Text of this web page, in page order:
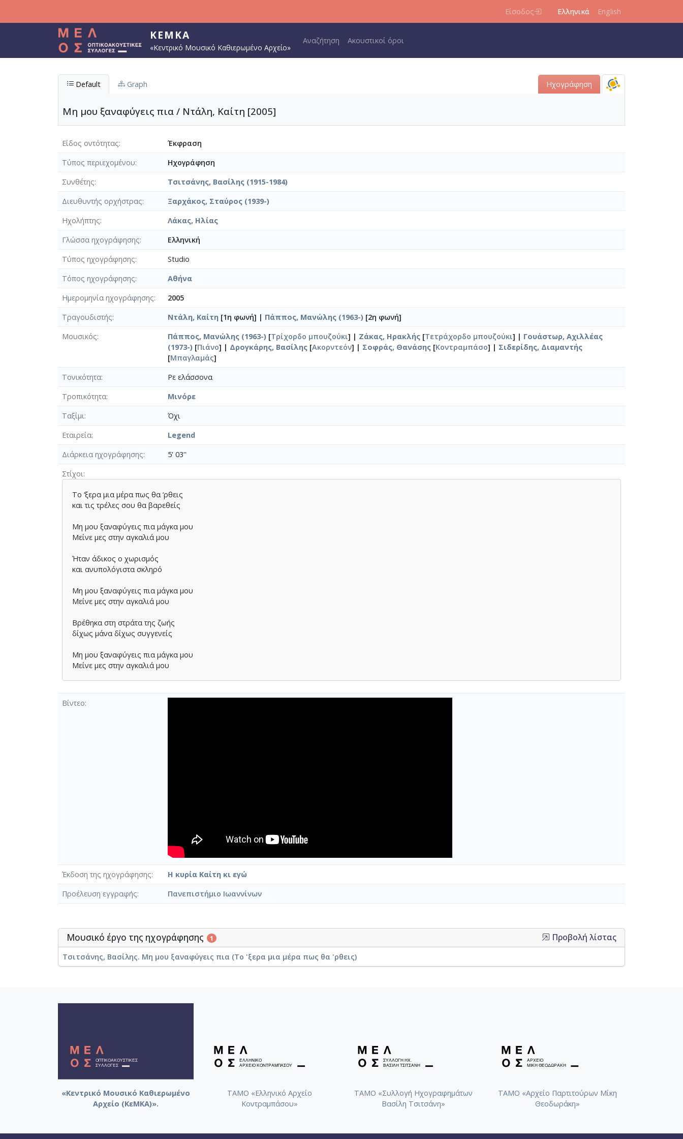
Είσοδος Ελληνικά English
ΚΕΜΚΑ
«Κεντρικό Μουσικό Καθιερωμένο Αρχείο»
Main navigation
Αναζήτηση Ακουστικοί όροι
Default Graph Ηχογράφηση
Μη μου ξαναφύγεις πια / Ντάλη, Καίτη [2005]
Είδος οντότητας
Έκφραση
Τύπος περιεχομένου
Ηχογράφηση
Συνθέτης
Τσιτσάνης, Βασίλης (1915-1984)
Διευθυντής ορχήστρας
Ξαρχάκος, Σταύρος (1939-)
Ηχολήπτης
Λάκας, Ηλίας
Γλώσσα ηχογράφησης
Ελληνική
Τύπος ηχογράφησης
Studio
Τόπος ηχογράφησης
Αθήνα
Ημερομηνία ηχογράφησης
2005
Τραγουδιστής
Ντάλη, Καίτη [1η φωνή] | Πάππος, Μανώλης (1963-) [2η φωνή]
Μουσικός
Πάππος, Μανώλης (1963-) [Τρίχορδο μπουζούκι] | Ζάκας, Ηρακλής [Τετράχορδο μπουζούκι] | Γουάστωρ, Αχιλλέας
(1973-) [Πιάνο] | Δρογκάρης, Βασίλης [Ακορντεόν] | Σοφράς, Θανάσης [Κοντραμπάσο] | Σιδερίδης, Διαμαντής
[Μπαγλαμάς]
Τονικότητα
Ρε ελάσσονα
Τροπικότητα
Μινόρε
Ταξίμι
Όχι
Εταιρεία
Legend
Διάρκεια ηχογράφησης
5' 03''
Στίχοι
Το ‘ξερα µια µέρα πως θα ‘ρθεις
και τις τρέλες σου θα βαρεθείς
Μη µου ξαναφύγεις πια µάγκα µου
Μείνε µες στην αγκαλιά µου
Ήταν άδικος ο χωρισµός
και ανυπολόγιστα σκληρό
Μη µου ξαναφύγεις πια µάγκα µου
Μείνε µες στην αγκαλιά µου
Βρέθηκα στη στράτα της ζωής
δίχως µάνα δίχως συγγενείς
Μη µου ξαναφύγεις πια µάγκα µου
Μείνε µες στην αγκαλιά µου
Βίντεο
Έκδοση της ηχογράφησης
Η κυρία Καίτη κι εγώ
Προέλευση εγγραφής
Πανεπιστήμιο Ιωαννίνων
Μουσικό έργο της ηχογράφησης 1 Προβολή λίστας
Τσιτσάνης, Βασίλης. Μη μου ξαναφύγεις πια (Το 'ξερα μια μέρα πως θα 'ρθεις)
«Κεντρικό Μουσικό Καθιερωμένο
Αρχείο (ΚεΜΚΑ)».
ΤΑΜΟ «Ελληνικό Αρχείο
Κοντραμπάσου»
ΤΑΜΟ «Συλλογή Ηχογραφημάτων
Βασίλη Τσιτσάνη»
ΤΑΜΟ «Αρχείο Παρτιτούρων Μίκη
Θεοδωράκη»